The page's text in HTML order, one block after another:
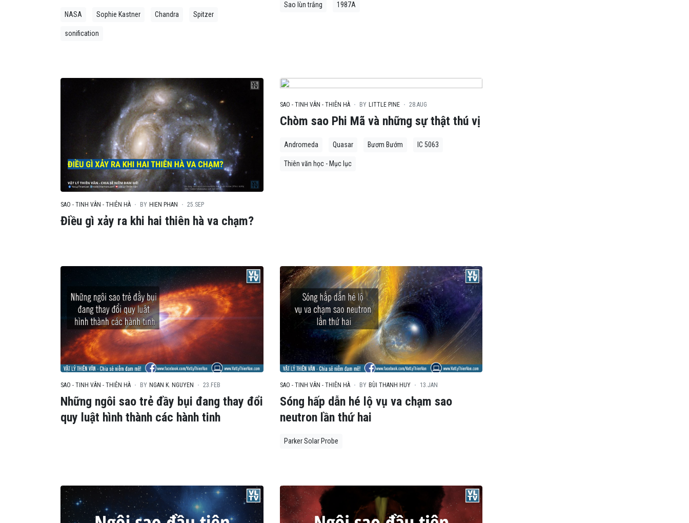
NASA Sophie Kastner Chandra Spitzer
sonification
Sao lùn trắng 1987A
SAO - TINH VÂN - THIÊN HÀ BY HIEN PHAN 25.SEP
Điều gì xảy ra khi hai thiên hà va chạm?
SAO - TINH VÂN - THIÊN HÀ BY LITTLE PINE 28.AUG
Chòm sao Phi Mã và những sự thật thú vị
Andromeda Quasar Bươm Bướm IC 5063
Thiên văn học - Mục lục
SAO - TINH VÂN - THIÊN HÀ BY NGAN K. NGUYEN 23.FEB
Những ngôi sao trẻ đầy bụi đang thay đổi
quy luật hình thành các hành tinh
SAO - TINH VÂN - THIÊN HÀ BY BÙI THANH HUY 13.JAN
Sóng hấp dẫn hé lộ vụ va chạm sao
neutron lần thứ hai
Parker Solar Probe